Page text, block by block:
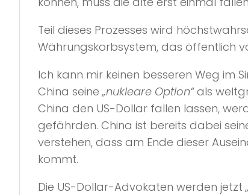
Teil dieses Prozesses wird
Währungskorbsystem, das öffentlich
Ich kann mir keinen besseren Weg im
China seine„nukleare Option“als
China den US-Dollar fallen lassen,
gefährden. China ist bereits dabei
verstehen, dass am Ende dieser
kommt.
Die US-Dollar-Advokaten werden jetzt